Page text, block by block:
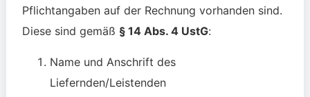
Pflichtangaben auf der Rechnung vorhanden sind.
Diese sind gemäß § 14 Abs. 4 UstG:
Name und Anschrift des
Liefernden/Leistenden